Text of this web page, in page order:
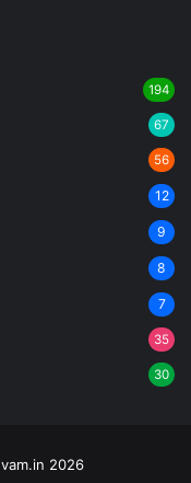
194
67
56
12
9
8
7
35
30
2026